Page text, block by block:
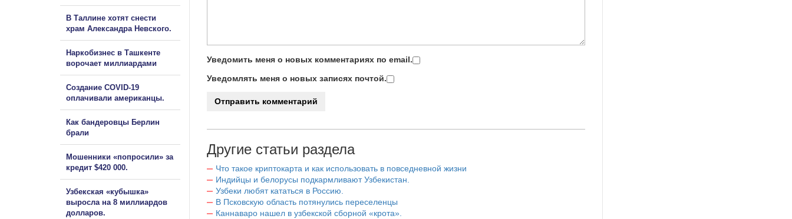
Уведомить меня о новых комментариях по email.
Уведомлять меня о новых записях почтой.
Другие статьи раздела
Что такое криптокарта и как использовать в повседневной жизни
Индийцы и белорусы подкармливают Узбекистан.
Узбеки любят кататься в Россию.
В Псковскую область потянулись переселенцы
Каннаваро нашел в узбекской сборной «крота».
В Таллине хотят снести
храм Александра Невского.
Наркобизнес в Ташкенте
ворочает миллиардами
Создание COVID-19
оплачивали американцы.
Как бандеровцы Берлин
брали
Мошенники «попросили» за
кредит $420 000.
Узбекская «кубышка»
выросла на 8 миллиардов
долларов.